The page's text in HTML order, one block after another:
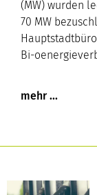
(MW) wurden
70 MW
Bi-